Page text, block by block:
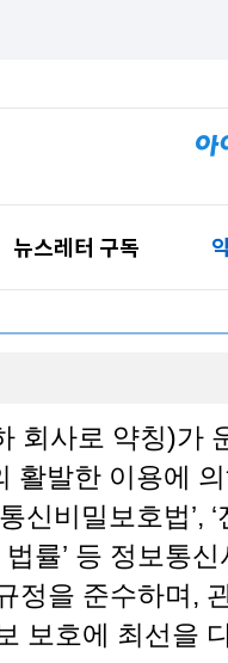
뉴스레터 구독
회사로 약칭)가
활발한 이용에
신비밀보호법’,
률’ 등 정보통
정을 준수하며,
보호에 최선을